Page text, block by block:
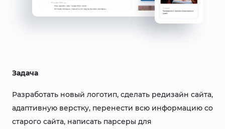
Задача
Разработать новый логотип, сделать редизайн сайта,
адаптивную верстку, перенести всю информацию со
старого сайта, написать парсеры для